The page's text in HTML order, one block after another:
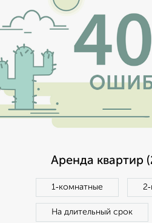
Аренда квартир
1‑комнатные
На длительный срок